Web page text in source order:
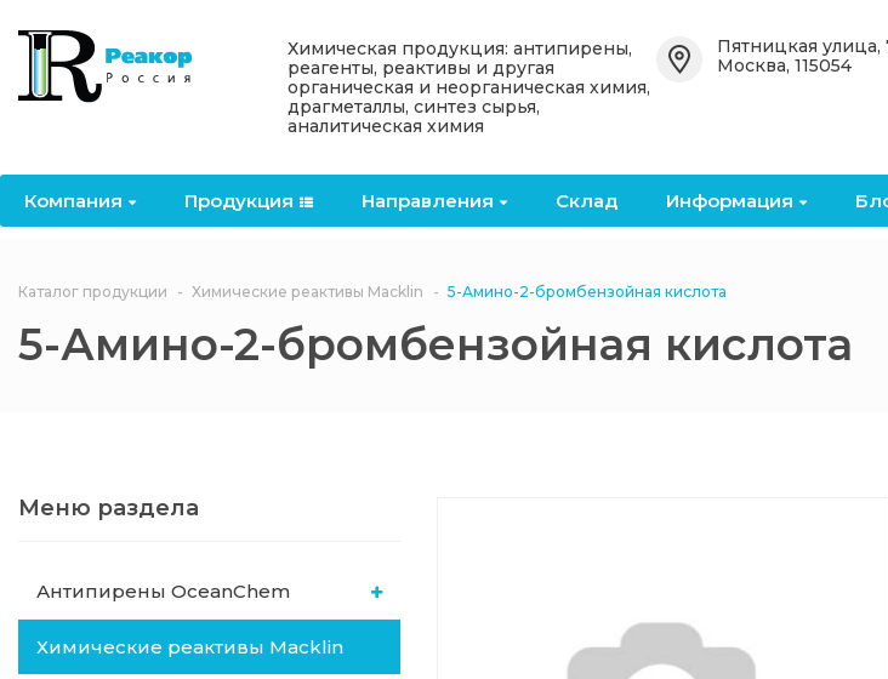
Компания Продукция Направления Склад Информация
Назад
Компания
Лицензии
Документы
Филиалы
Назад
Продукция
OceanСhem
Антипирены OceanСhem
антипирены
ангидриды
3ASenrise
Назад
Направления
Отвердители
Назад
Информация
Акции
Политика
конфиденциальности
Химическая продукция: антипирены,
реагенты, реактивы и другая
органическая и неорганическая химия,
драгметаллы, синтез сырья,
аналитическая химия
Пятницкая улица,
Москва, 115054
Каталог продукции Химические реактивы Macklin 5-Амино-2-бромбензойная кислота
5-Амино-2-бромбензойная кислота
Меню раздела
Антипирены OceanСhem
Химические реактивы Macklin